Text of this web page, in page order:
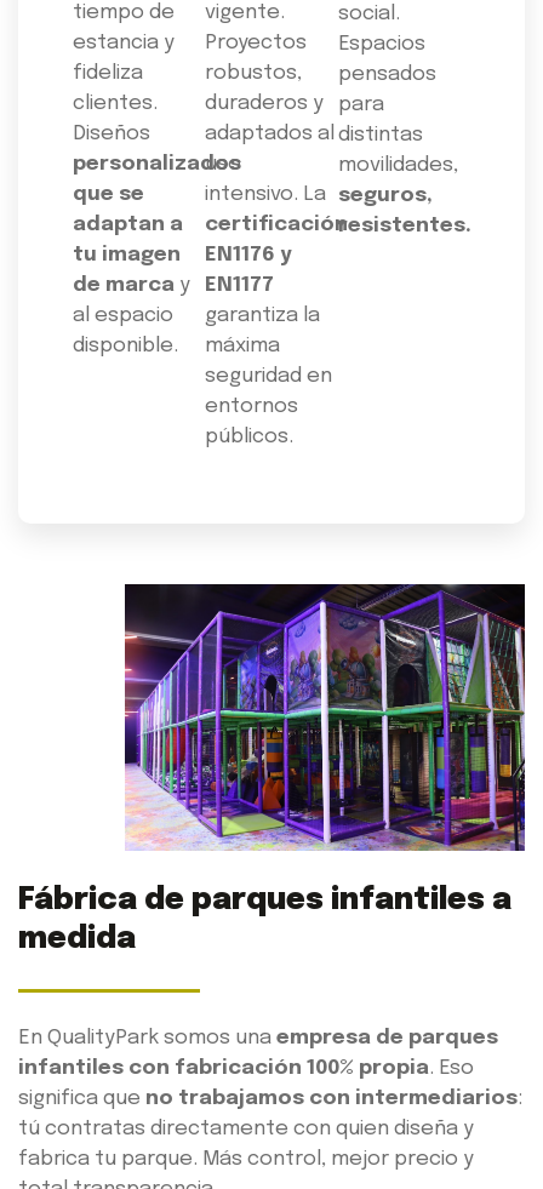
tiempo de
estancia y
fideliza
clientes.
Diseños
personalizados
que se
adaptan a
tu imagen
de marca y
al espacio
disponible.
vigente.
Proyectos
robustos,
duraderos y
adaptados al
uso
intensivo. La
certificación
EN1176 y
EN1177
garantiza la
máxima
seguridad en
entornos
públicos.
social.
Espacios
pensados
para
distintas
movilidades,
seguros,
resistentes.
Fábrica de parques infantiles a
medida
En QualityPark somos una empresa de parques
infantiles con fabricación 100% propia. Eso
significa que no trabajamos con intermediarios:
tú contratas directamente con quien diseña y
fabrica tu parque. Más control, mejor precio y